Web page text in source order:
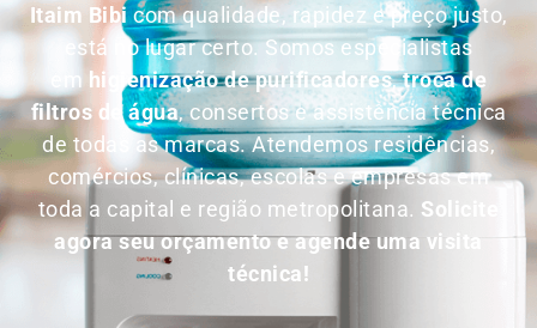
Itaim Bibicom qualidade, rapidez e preço justo,
está no lugar certo. Somos especialistas
em higienização de purificadores,troca de
filtros de água, consertos e assistência técnica
de todas as marcas. Atendemos residências,
comércios, clínicas, escolas e empresas em
toda a capital e região metropolitana. Solicite
agora seu orçamento e agende uma visita
técnica!